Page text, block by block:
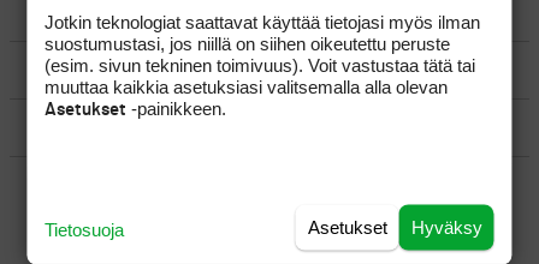
VÄLINEET
MATKAILU
Jotkin teknologiat saattavat käyttää tietojasi myös ilman
suostumustasi, jos niillä on siihen oikeutettu peruste
(esim. sivun tekninen toimivuus). Voit vastustaa tätä tai
muuttaa kaikkia asetuksiasi valitsemalla alla olevan
Asetukset -painikkeen.
Hyväksy
Asetukset
Tietosuoja